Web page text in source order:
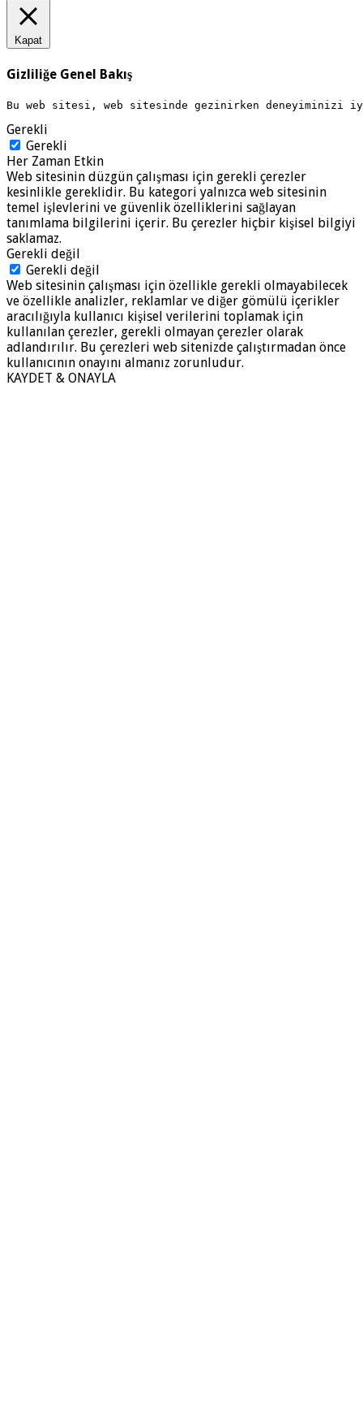
Kapat
Gizliliğe Genel Bakış
Bu web sitesi, web sitesinde gezinirken deneyiminizi
Gerekli
Gerekli
Her Zaman Etkin
Web sitesinin düzgün çalışması için gerekli çerezler
kesinlikle gereklidir. Bu kategori yalnızca web sitesinin
temel işlevlerini ve güvenlik özelliklerini sağlayan
tanımlama bilgilerini içerir. Bu çerezler hiçbir kişisel bilgiyi
saklamaz.
Gerekli değil
Gerekli değil
Web sitesinin çalışması için özellikle gerekli olmayabilecek
ve özellikle analizler, reklamlar ve diğer gömülü içerikler
aracılığıyla kullanıcı kişisel verilerini toplamak için
kullanılan çerezler, gerekli olmayan çerezler olarak
adlandırılır. Bu çerezleri web sitenizde çalıştırmadan önce
kullanıcının onayını almanız zorunludur.
KAYDET & ONAYLA